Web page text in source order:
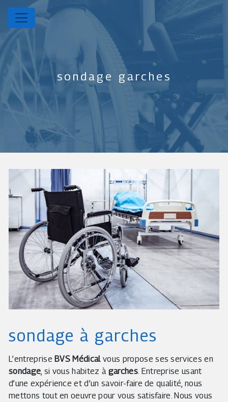
Panneau de gestion des cookies
sondage garches
sondage à garches
L’entrepriseBVS Médicalvous propose ses services en
sondage, si vous habitez à garches. Entreprise usant
d’une expérience et d’un savoir-faire de qualité, nous
mettons tout en oeuvre pour vous satisfaire. Nous vous